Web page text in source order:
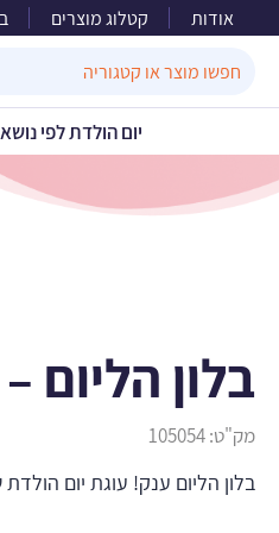
אודות קטלוג מוצרים
for:
יום הולדת לפי נושא
בלון הליום
מק"ט:105054
בלון הליום ענק! עוגת יום הולדת שמח! גודל: 89